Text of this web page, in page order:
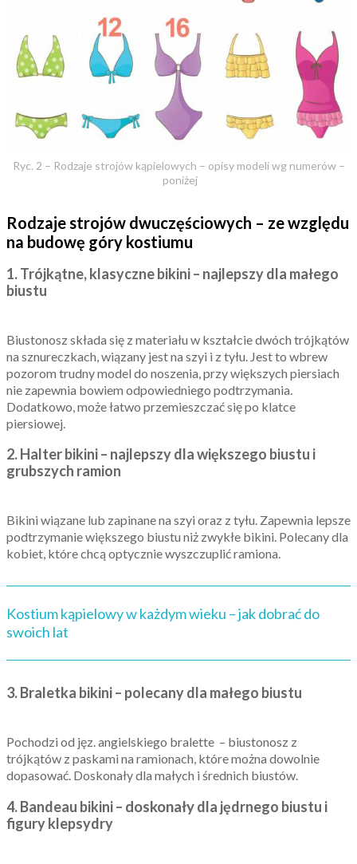
Ryc. 2 – Rodzaje strojów kąpielowych – opisy modeli wg numerów –
poniżej
Rodzaje strojów dwuczęściowych – ze względu
na budowę góry kostiumu
1. Trójkątne, klasyczne bikini – najlepszy dla małego
biustu
Biustonosz składa się z materiału w kształcie dwóch trójkątów
na sznureczkach, wiązany jest na szyi i z tyłu. Jest to wbrew
pozorom trudny model do noszenia, przy większych piersiach
nie zapewnia bowiem odpowiedniego podtrzymania.
Dodatkowo, może łatwo przemieszczać się po klatce
piersiowej.
2. Halter bikini – najlepszy dla większego biustu i
grubszych ramion
Bikini wiązane lub zapinane na szyi oraz z tyłu. Zapewnia lepsze
podtrzymanie większego biustu niż zwykłe bikini. Polecany dla
kobiet, które chcą optycznie wyszczuplić ramiona.
Kostium kąpielowy w każdym wieku – jak dobrać do
swoich lat
3.Braletka bikini – polecany dla małego biustu
Pochodzi od jęz. angielskiego bralette – biustonosz z
trójkątów z paskami na ramionach, które można dowolnie
dopasować. Doskonały dla małych i średnich biustów.
4.Bandeau bikini – doskonałydla jędrnego biustu i
figury klepsydry